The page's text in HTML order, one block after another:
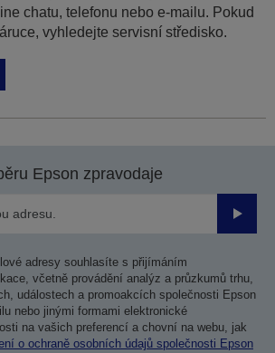
chatu, telefonu nebo e-mailu. Pokud
vyhledejte servisní středisko.
Epson zpravodaje
adresy souhlasíte s přijímáním
včetně provádění analýz a průzkumů trhu,
událostech a promoakcích společnosti Epson
nebo jinými formami elektronické
na vašich preferencí a chovní na webu, jak
o ochraně osobních údajů společnosti Epson